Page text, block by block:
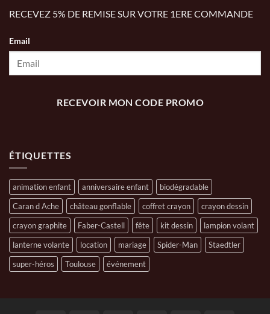
RECEVEZ 5% DE REMISE SUR VOTRE 1ERE COMMANDE
Email
RECEVOIR MON CODE PROMO
ÉTIQUETTES
animation enfant anniversaire enfant
biodégradable
Caran d Ache
château gonflable coffret crayon
crayon dessin
crayon graphite
Faber-Castell fête kit dessin
lampion volant
lanterne volante
location mariage Spider-Man
Staedtler
super-héros
Toulouse événement